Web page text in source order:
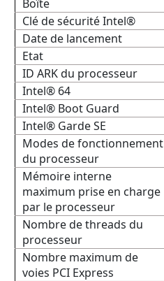
Boîte
Clé de sécurité Intel®
Date de lancement
Etat
ID ARK du processeur
Intel® 64
Intel® Boot Guard
Intel® Garde SE
Modes de fonctionnement
du processeur
Mémoire interne
maximum prise en charge
par le processeur
Nombre de threads du
processeur
Nombre maximum de
voies PCI Express